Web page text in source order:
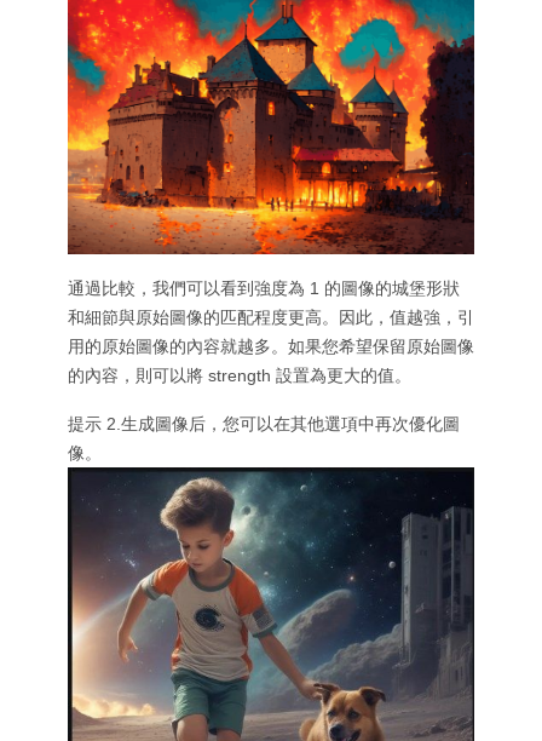
通過比較，我們可以看到強度為 1 的圖像的城堡形狀
和細節與原始圖像的匹配程度更高。因此，值越強，引
用的原始圖像的內容就越多。如果您希望保留原始圖像
的內容，則可以將 strength 設置為更大的值。
提示 2.生成圖像后，您可以在其他選項中再次優化圖
像。